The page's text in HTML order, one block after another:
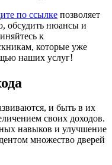
по ссылке позволяет
обсудить нюансы и
к
которые уже
наших услуг!
и быть в их
своих доходов.
навыков и улучшение
множество дверей